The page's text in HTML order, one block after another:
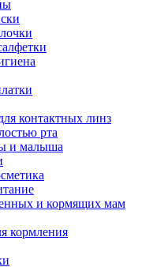
контактных линз
рта
и малыша
и кормящих мам
кормления